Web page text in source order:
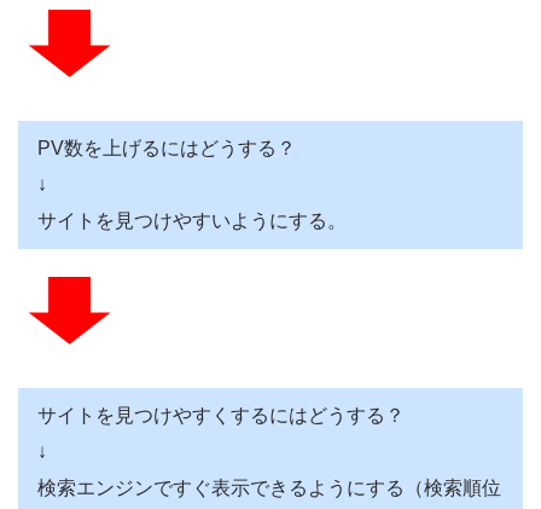
PV数を上げるにはどうする？
↓
サイトを見つけやすいようにする。
サイトを見つけやすくするにはどうする？
↓
検索エンジンですぐ表示できるようにする（検索順位